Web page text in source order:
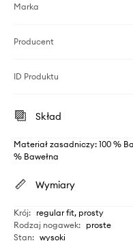
Marka
Producent
ID Produktu
Skład
Materiał zasadniczy: 100 %
% Bawełna
Wymiary
Krój: regular fit, prosty
Rodzaj nogawek: proste
Stan: wysoki